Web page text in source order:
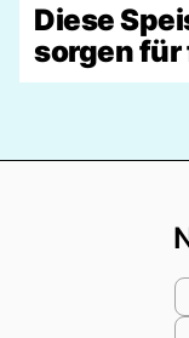
Diese
sorgen für